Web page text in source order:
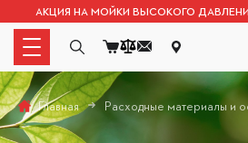
АКЦИЯ НА МОЙКИ ВЫСОКОГО
Главная Расходные материалы и